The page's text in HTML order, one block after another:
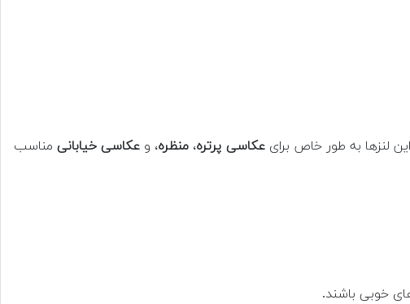
لنزها به طور خاص برایعکاسی پرتره، منظره، و عکاسی خیابانیمناسب
خوبی باشند.